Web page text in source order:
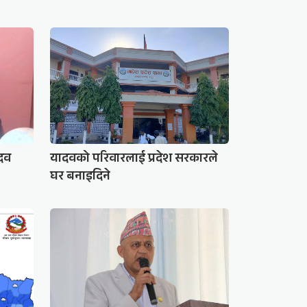
यादवको परिवारलाई प्रदेश सरकारले
घर बनाइदिने